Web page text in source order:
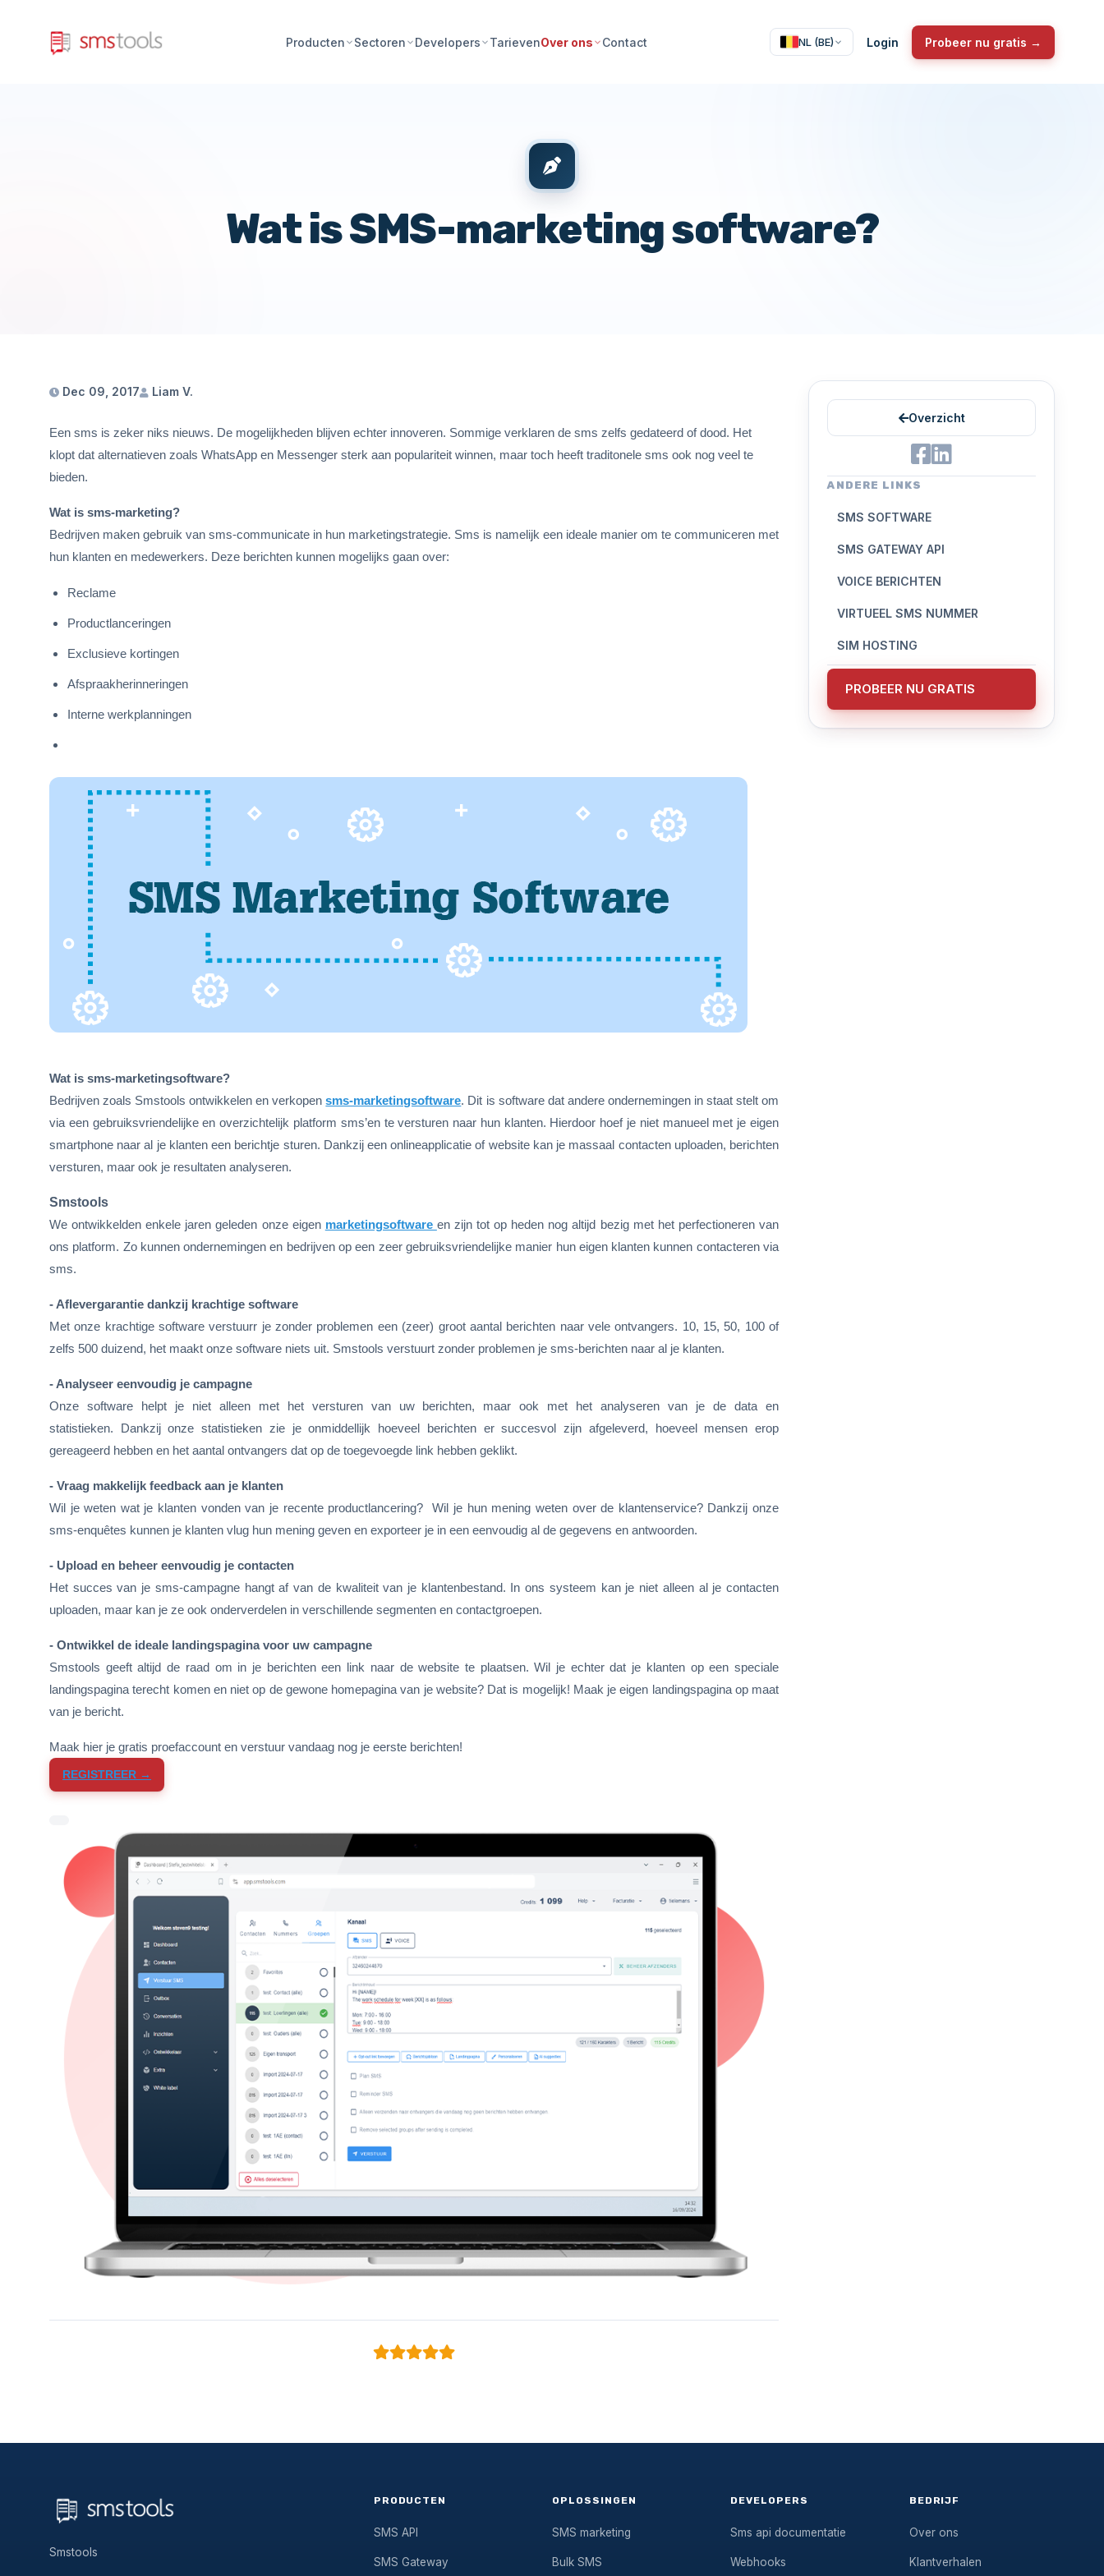
Producten Sectoren Developers TarievenOver ons Contact NL (BE) Login Probeer nu gratis →
Wat is SMS-marketing software?
Dec 09, 2017 Liam V.
Een sms is zeker niks nieuws. De mogelijkheden blijven echter innoveren. Sommige verklaren de sms zelfs gedateerd of dood. Het
klopt dat alternatieven zoals WhatsApp en Messenger sterk aan populariteit winnen, maar toch heeft traditonele sms ook nog veel te
bieden.
Wat is sms-marketing?
Bedrijven maken gebruik van sms-communicate in hun marketingstrategie. Sms is namelijk een ideale manier om te communiceren met
hun klanten en medewerkers. Deze berichten kunnen mogelijks gaan over:
Reclame
Productlanceringen
Exclusieve kortingen
Afspraakherinneringen
Interne werkplanningen
Wat is sms-marketingsoftware?
Bedrijven zoals Smstools ontwikkelen en verkopensms-marketingsoftware. Dit is software dat andere ondernemingen in staat stelt om
via een gebruiksvriendelijke en overzichtelijk platform sms’en te versturen naar hun klanten. Hierdoor hoef je niet manueel met je eigen
smartphone naar al je klanten een berichtje sturen. Dankzij een onlineapplicatie of website kan je massaal contacten uploaden, berichten
versturen, maar ook je resultaten analyseren.
Smstools
We ontwikkelden enkele jaren geleden onze eigen marketingsoftware en zijn tot op heden nog altijd bezig met het perfectioneren van
ons platform. Zo kunnen ondernemingen en bedrijven op een zeer gebruiksvriendelijke manier hun eigen klanten kunnen contacteren via
sms.
- Aflevergarantie dankzij krachtige software
Met onze krachtige software verstuurr je zonder problemen een (zeer) groot aantal berichten naar vele ontvangers. 10, 15, 50, 100 of
zelfs 500 duizend, het maakt onze software niets uit. Smstools verstuurt zonder problemen je sms-berichten naar al je klanten.
- Analyseer eenvoudig je campagne
Onze software helpt je niet alleen met het versturen van uw berichten, maar ook met het analyseren van je de data en
statistieken. Dankzij onze statistieken zie je onmiddellijk hoeveel berichten er succesvol zijn afgeleverd, hoeveel mensen erop
gereageerd hebben en het aantal ontvangers dat op de toegevoegde link hebben geklikt.
- Vraag makkelijk feedback aan je klanten
Wil je weten wat je klanten vonden van je recente productlancering? Wil je hun mening weten over de klantenservice? Dankzij onze
sms-enquêtes kunnen je klanten vlug hun mening geven en exporteer je in een eenvoudig al de gegevens en antwoorden.
- Upload en beheer eenvoudig je contacten
Het succes van je sms-campagne hangt af van de kwaliteit van je klantenbestand. In ons systeem kan je niet alleen al je contacten
uploaden, maar kan je ze ook onderverdelen in verschillende segmenten en contactgroepen.
- Ontwikkel de ideale landingspagina voor uw campagne
Smstools geeft altijd de raad om in je berichten een link naar de website te plaatsen. Wil je echter dat je klanten op een speciale
landingspagina terecht komen en niet op de gewone homepagina van je website? Dat is mogelijk! Maak je eigen landingspagina op maat
van je bericht.
Maak hier je gratis proefaccount en verstuur vandaag nog je eerste berichten!
REGISTREER →
Overzicht
ANDERE LINKS
SMS SOFTWARE
SMS GATEWAY API
VOICE BERICHTEN
VIRTUEEL SMS NUMMER
SIM HOSTING
PROBEER NU GRATIS
Smstools
PRODUCTEN
SMS API
SMS Gateway
OPLOSSINGEN
SMS marketing
Bulk SMS
DEVELOPERS
Sms api documentatie
Webhooks
BEDRIJF
Over ons
Klantverhalen